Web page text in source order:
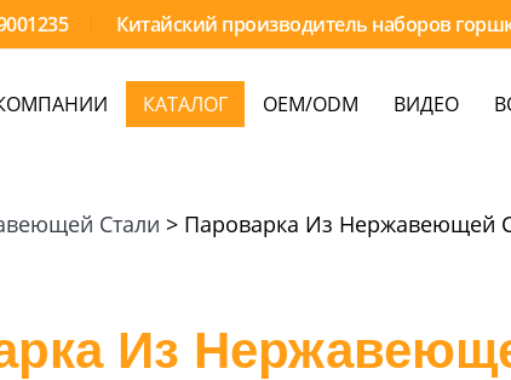
Китайский производитель наборов
КАТАЛОГ OEM/ODM ВИДЕО
Стали > Пароварка Из Нержавеющей
Из